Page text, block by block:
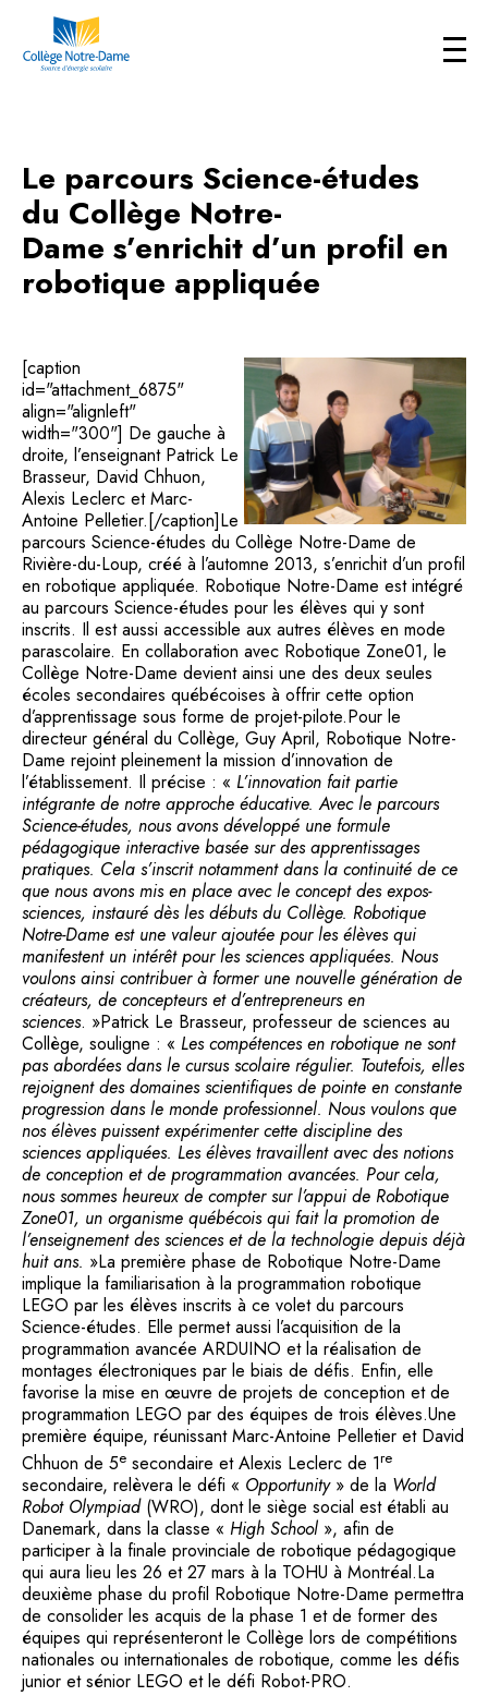
Le parcours Science-études
du Collège Notre-
Dame s’enrichit d’un profil en
robotique appliquée
[caption
id="attachment_6875"
align="alignleft"
width="300"] De gauche à
droite, l’enseignant Patrick Le
Brasseur, David Chhuon,
Alexis Leclerc et Marc-
Antoine Pelletier.[/caption]Le
parcours Science-études du Collège Notre-Dame de
Rivière-du-Loup, créé à l’automne 2013, s’enrichit d’un profil
en robotique appliquée. Robotique Notre-Dame est intégré
au parcours Science-études pour les élèves qui y sont
inscrits. Il est aussi accessible aux autres élèves en mode
parascolaire. En collaboration avec Robotique Zone01, le
Collège Notre-Dame devient ainsi une des deux seules
écoles secondaires québécoises à offrir cette option
d’apprentissage sous forme de projet-pilote.Pour le
directeur général du Collège, Guy April, Robotique Notre-
Dame rejoint pleinement la mission d’innovation de
l’établissement. Il précise : « L’innovation fait partie
intégrante de notre approche éducative. Avec le parcours
Science-études, nous avons développé une formule
pédagogique interactive basée sur des apprentissages
pratiques. Cela s’inscrit notamment dans la continuité de ce
que nous avons mis en place avec le concept des expos-
sciences, instauré dès les débuts du Collège. Robotique
Notre-Dame est une valeur ajoutée pour les élèves qui
manifestent un intérêt pour les sciences appliquées. Nous
voulons ainsi contribuer à former une nouvelle génération de
créateurs, de concepteurs et d’entrepreneurs en
sciences. »Patrick Le Brasseur, professeur de sciences au
Collège, souligne : « Les compétences en robotique ne sont
pas abordées dans le cursus scolaire régulier. Toutefois, elles
rejoignent des domaines scientifiques de pointe en constante
progression dans le monde professionnel. Nous voulons que
nos élèves puissent expérimenter cette discipline des
sciences appliquées. Les élèves travaillent avec des notions
de conception et de programmation avancées. Pour cela,
nous sommes heureux de compter sur l’appui de Robotique
Zone01, un organisme québécois qui fait la promotion de
l’enseignement des sciences et de la technologie depuis déjà
huit ans. »La première phase de Robotique Notre-Dame
implique la familiarisation à la programmation robotique
LEGO par les élèves inscrits à ce volet du parcours
Science-études. Elle permet aussi l’acquisition de la
programmation avancée ARDUINO et la réalisation de
montages électroniques par le biais de défis. Enfin, elle
favorise la mise en œuvre de projets de conception et de
programmation LEGO par des équipes de trois élèves.Une
première équipe, réunissant Marc-Antoine Pelletier et David
Chhuon de 5e secondaire et Alexis Leclerc de 1re
secondaire, relèvera le défi « Opportunity» de la World
Robot Olympiad(WRO), dont le siège social est établi au
Danemark, dans la classe « High School », afin de
participer à la finale provinciale de robotique pédagogique
qui aura lieu les 26 et 27 mars à la TOHU à Montréal.La
deuxième phase du profil Robotique Notre-Dame permettra
de consolider les acquis de la phase 1 et de former des
équipes qui représenteront le Collège lors de compétitions
nationales ou internationales de robotique, comme les défis
junior et sénior LEGO et le défi Robot-PRO.